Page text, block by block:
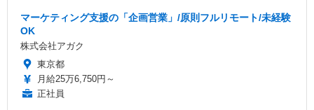
マーケティング支援の「企画営業」/原則フルリモート/未経験
OK
株式会社アガク
東京都
月給25万6,750円～
正社員